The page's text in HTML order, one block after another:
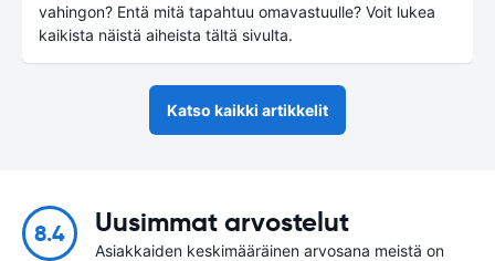
vahingon? Entä mitä tapahtuu omavastuulle? Voit lukea
kaikista näistä aiheista tältä sivulta.
Katso kaikki artikkelit
8.4 Uusimmat arvostelut
Asiakkaiden keskimääräinen arvosana meistä on